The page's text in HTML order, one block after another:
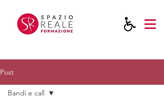
Post
Bandi e call